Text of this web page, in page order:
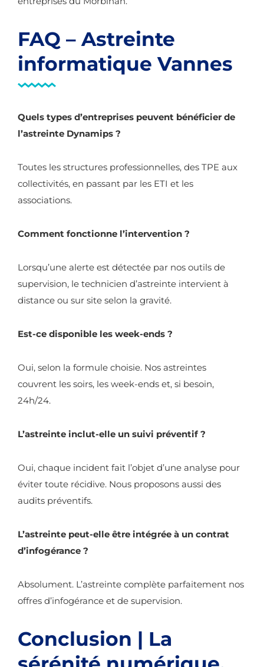
FAQ – Astreinte
informatique Vannes
Quels types d’entreprises peuvent bénéficier de
l’astreinte Dynamips ?
Toutes les structures professionnelles, des TPE aux
collectivités, en passant par les ETI et les
associations.
Comment fonctionne l’intervention ?
Lorsqu’une alerte est détectée par nos outils de
supervision, le technicien d’astreinte intervient à
distance ou sur site selon la gravité.
Est-ce disponible les week-ends ?
Oui, selon la formule choisie. Nos astreintes
couvrent les soirs, les week-ends et, si besoin,
24h/24.
L’astreinte inclut-elle un suivi préventif ?
Oui, chaque incident fait l’objet d’une analyse pour
éviter toute récidive. Nous proposons aussi des
audits préventifs.
L’astreinte peut-elle être intégrée à un contrat
d’infogérance ?
Absolument. L’astreinte complète parfaitement nos
offres d’infogérance et de supervision.
Conclusion | La